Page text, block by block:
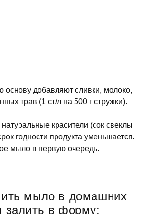
основу добавляют сливки, молоко,
трав (1 ст/л на 500 г стружки).
красители (сок свеклы
годности продукта уменьшается.
мыло в первую очередь.
мыло в домашних
залить в форму: